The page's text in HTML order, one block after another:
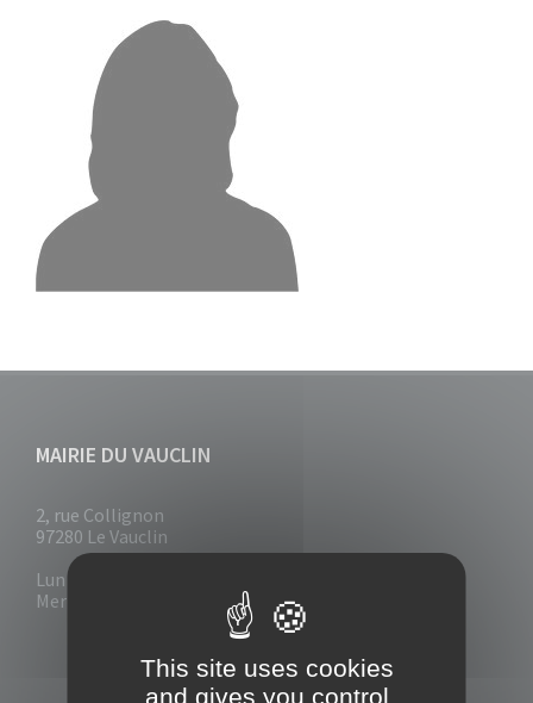
MAIRIE DU VAUCLIN
2, rue Collignon
97280 Le Vauclin
Lun - Mar : 7h30- 13h & 14h-17h
Mer-Jeu-Vend : 7h30 - 13h30
This site uses cookies
and gives you control